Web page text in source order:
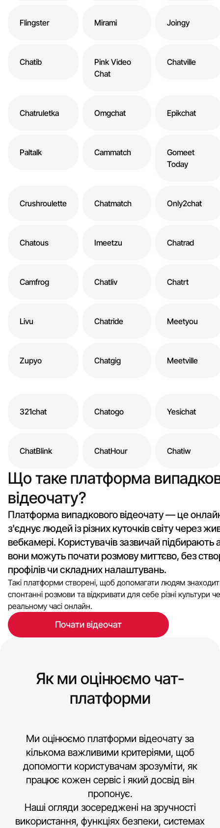
Flingster Mirami Joingy
Chatib
Pink Video
Chat
Chatville
Chatruletka Omgchat Epikchat
Paltalk Cammatch
Gomeet
Today
Crushroulette Chatmatch Only2chat
Chatous Imeetzu Chatrad
Camfrog Chatliv Chatrt
Livu Chatride Meetyou
Zupyo Chatgig Meetville
321chat Chatogo Yesichat
ChatBlink ChatHour Chatiw
Що таке платформа
відеочату?
Платформа випадкового відеочату — це
з'єднує людей із різних куточків світу через
вебкамері. Користувачів зазвичай
вони можуть почати розмову миттєво, без
профілів чи складних налаштувань.
Такі платформи створені, щоб допомагати людям
спонтанні розмови та відкривати для себе різні культури
реальному часі онлайн.
Почати відеочат
Як ми оцінюємо чат-
платформи
Ми оцінюємо платформи відеочату за
кількома важливими критеріями, щоб
допомогти користувачам зрозуміти, як
працює кожен сервіс і який досвід він
пропонує.
Наші огляди зосереджені на зручності
використання, функціях безпеки, системах